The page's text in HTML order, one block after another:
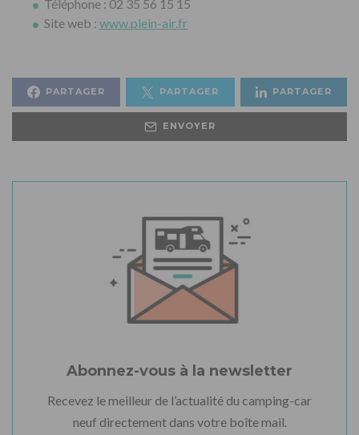
Téléphone : 02 35 56 15 15
Site web : www.plein-air.fr
PARTAGER PARTAGER PARTAGER
ENVOYER
Abonnez-vous à la newsletter
Recevez le meilleur de l’actualité du camping-car
neuf directement dans votre boîte mail.